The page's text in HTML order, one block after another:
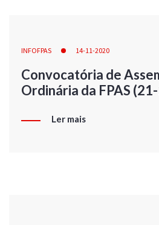
INFOFPAS 14-11-2020
Convocatória de
Ordinária da FPAS
Ler mais